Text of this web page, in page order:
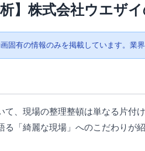
析】株式会社ウエザ
画固有の情報のみを掲載しています。業
て、現場の整理整頓は単なる片付
る「綺麗な現場」へのこだわりが